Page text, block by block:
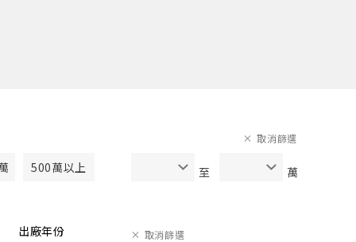
500萬以上 至 萬
取消篩選
出廠年份 取消篩選